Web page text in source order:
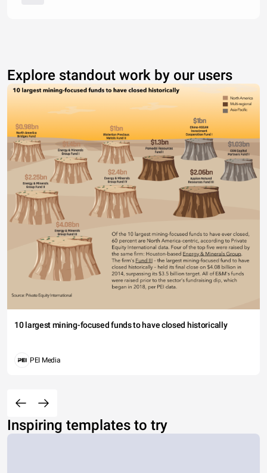
Explore standout work by our users
10 largest mining-focused funds to have closed historically
PEI Media
Inspiring templates to try